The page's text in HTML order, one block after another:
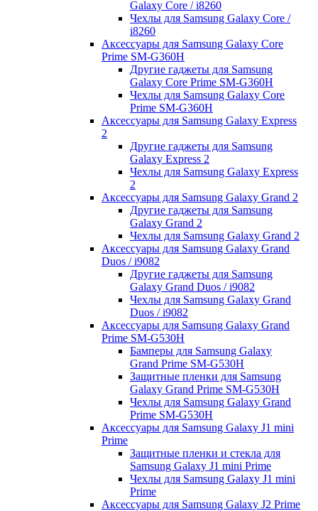
Galaxy Core / i8260
Чехлы для Samsung Galaxy Core /
i8260
Аксессуары для Samsung Galaxy Core
Prime SM-G360H
Другие гаджеты для Samsung
Galaxy Core Prime SM-G360H
Чехлы для Samsung Galaxy Core
Prime SM-G360H
Аксессуары для Samsung Galaxy Express
2
Другие гаджеты для Samsung
Galaxy Express 2
Чехлы для Samsung Galaxy Express
2
Аксессуары для Samsung Galaxy Grand 2
Другие гаджеты для Samsung
Galaxy Grand 2
Чехлы для Samsung Galaxy Grand 2
Аксессуары для Samsung Galaxy Grand
Duos / i9082
Другие гаджеты для Samsung
Galaxy Grand Duos / i9082
Чехлы для Samsung Galaxy Grand
Duos / i9082
Аксессуары для Samsung Galaxy Grand
Prime SM-G530H
Бамперы для Samsung Galaxy
Grand Prime SM-G530H
Защитные пленки для Samsung
Galaxy Grand Prime SM-G530H
Чехлы для Samsung Galaxy Grand
Prime SM-G530H
Аксессуары для Samsung Galaxy J1 mini
Prime
Защитные пленки и стекла для
Samsung Galaxy J1 mini Prime
Чехлы для Samsung Galaxy J1 mini
Prime
Аксессуары для Samsung Galaxy J2 Prime